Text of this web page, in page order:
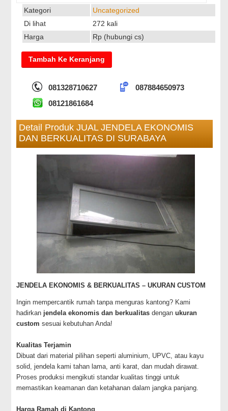
Kategori
Uncategorized
Di lihat
272 kali
Harga
Rp (hubungi cs)
081328710627
087884650973
08121861684
Detail Produk JUAL JENDELA EKONOMIS
DAN BERKUALITAS DI SURABAYA
JENDELA EKONOMIS & BERKUALITAS – UKURAN CUSTOM
Ingin mempercantik rumah tanpa menguras kantong? Kami
hadirkan jendela ekonomis dan berkualitas denganukuran
custom sesuai kebutuhan Anda!
Kualitas Terjamin
Dibuat dari material pilihan seperti aluminium, UPVC, atau kayu
solid, jendela kami tahan lama, anti karat, dan mudah dirawat.
Proses produksi mengikuti standar kualitas tinggi untuk
memastikan keamanan dan ketahanan dalam jangka panjang.
Harga Ramah di Kantong